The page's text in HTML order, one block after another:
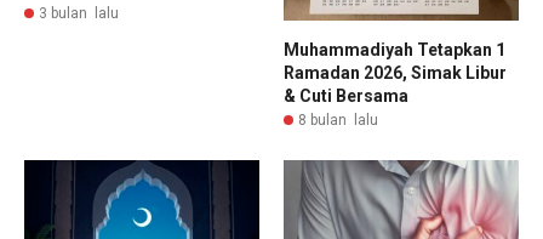
3 bulan lalu
Muhammadiyah Tetapkan 1
Ramadan 2026, Simak Libur
& Cuti Bersama
8 bulan lalu